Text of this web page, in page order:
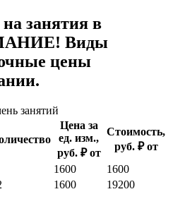
занятия в
Виды
цены
занятий
Цена за
ед. изм.,
руб. ₽ от
Стоимость,
руб. ₽ от
1600
1600
1600 19200